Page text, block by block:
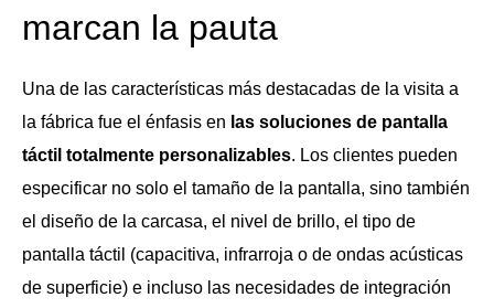
marcan la pauta
Una de las características más destacadas de la visita a
la fábrica fue el énfasis en las soluciones de pantalla
táctil totalmente personalizables. Los clientes pueden
especificar no solo el tamaño de la pantalla, sino también
el diseño de la carcasa, el nivel de brillo, el tipo de
pantalla táctil (capacitiva, infrarroja o de ondas acústicas
de superficie) e incluso las necesidades de integración